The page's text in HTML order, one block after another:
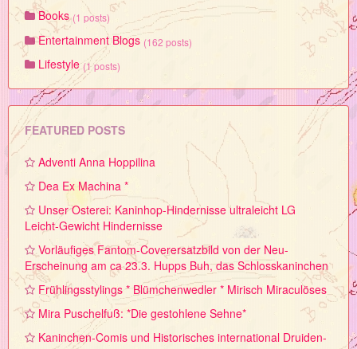
Books (1 posts)
Entertainment Blogs (162 posts)
Lifestyle (1 posts)
FEATURED POSTS
Adventi Anna Hoppilina
Dea Ex Machina *
Unser Osterei: Kaninhop-Hindernisse ultraleicht LG
Leicht-Gewicht Hindernisse
Vorläufiges Fantom-Coverersatzbild von der Neu-
Erscheinung am ca 23.3. Hupps Buh, das Schlosskaninchen
Frühlingsstylings * Blümchenwedler * Mirisch Miraculöses
Mira Puschelfuß: *Die gestohlene Sehne*
Kaninchen-Comis und Historisches international Druiden-